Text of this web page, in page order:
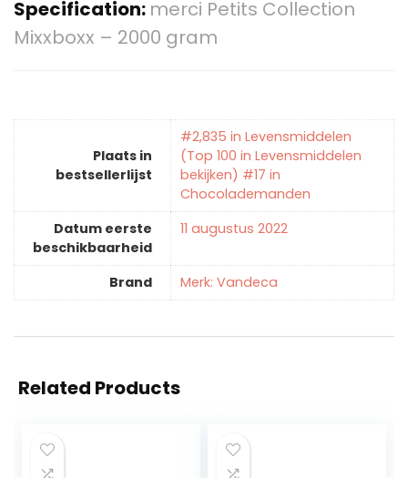
Specification: merci Petits Collection
Mixxboxx – 2000 gram
Plaats in
bestsellerlijst
#2,835 in Levensmiddelen
(Top 100 in Levensmiddelen
bekijken) #17 in
Chocolademanden
Datum eerste
beschikbaarheid
11 augustus 2022
Brand Merk: Vandeca
Related Products